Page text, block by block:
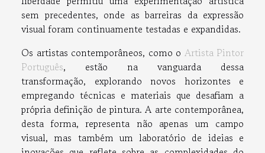
sem precedentes, onde as barreiras da expressão
visual foram continuamente testadas e expandidas.
Os artistas contemporâneos, como o Artista Pintor
Português, estão na vanguarda dessa
transformação, explorando novos horizontes e
empregando técnicas e materiais que desafiam a
própria definição de pintura. A arte contemporânea,
desta forma, representa não apenas um campo
visual, mas também um laboratório de ideias e